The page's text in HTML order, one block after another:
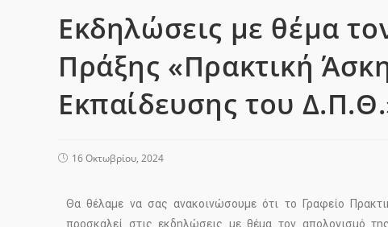
Εκδηλώσεις με θέμα
Πράξης «Πρακτική
Εκπαίδευσης του
16 Οκτωβρίου, 2024
Θα θέλαμε να σας ανακοινώσουμε ότι το Γραφείο
προσκαλεί στις εκδηλώσεις με θέμα τον απολογισμό